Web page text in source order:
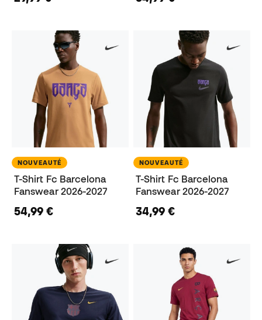
NOUVEAUTÉ
T-Shirt Fc Barcelona
Fanswear 2026-2027
54,99 €
NOUVEAUTÉ
T-Shirt Fc Barcelona
Fanswear 2026-2027
34,99 €